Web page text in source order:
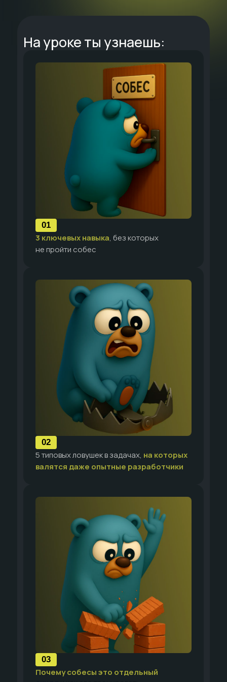
На уроке ты узнаешь:
01
3 ключевых навыка, без которых
не пройти собес
02
5 типовых ловушек в задачах, на которых
валятся даже опытные разработчики
03
Почему собесы это отдельный
Урок для тех, кто
хочет уверенно
проходить